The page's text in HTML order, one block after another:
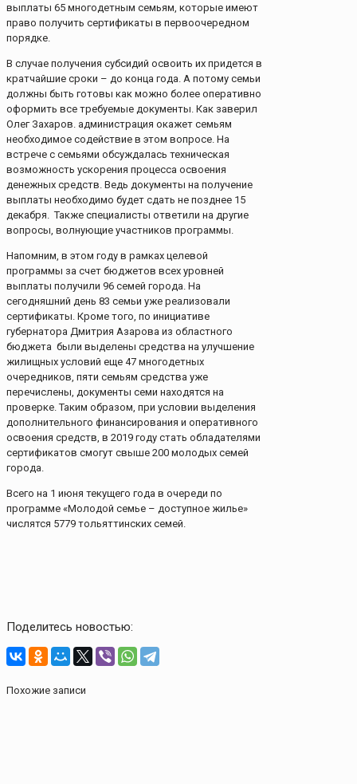
выплаты 65 многодетным семьям, которые имеют
право получить сертификаты в первоочередном
порядке.
В случае получения субсидий освоить их придется в
кратчайшие сроки – до конца года. А потому семьи
должны быть готовы как можно более оперативно
оформить все требуемые документы. Как заверил
Олег Захаров. администрация окажет семьям
необходимое содействие в этом вопросе. На
встрече с семьями обсуждалась техническая
возможность ускорения процесса освоения
денежных средств. Ведь документы на получение
выплаты необходимо будет сдать не позднее 15
декабря. Также специалисты ответили на другие
вопросы, волнующие участников программы.
Напомним, в этом году в рамках целевой
программы за счет бюджетов всех уровней
выплаты получили 96 семей города. На
сегодняшний день 83 семьи уже реализовали
сертификаты. Кроме того, по инициативе
губернатора Дмитрия Азарова из областного
бюджета были выделены средства на улучшение
жилищных условий еще 47 многодетных
очередников, пяти семьям средства уже
перечислены, документы семи находятся на
проверке. Таким образом, при условии выделения
дополнительного финансирования и оперативного
освоения средств, в 2019 году стать обладателями
сертификатов смогут свыше 200 молодых семей
города.
Всего на 1 июня текущего года в очереди по
программе «Молодой семье – доступное жилье»
числятся 5779 тольяттинских семей.
Поделитесь новостью:
Похожие записи